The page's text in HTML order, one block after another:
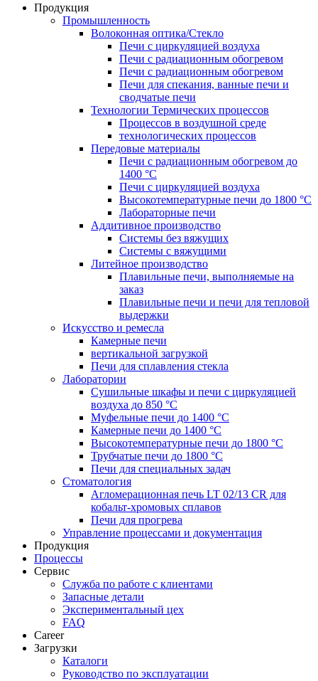
Продукция
Промышленность
Волоконная оптика/Cтекло
Печи с циркуляцией воздуха
Печи с радиационным обогревом
Печи с радиационным обогревом
Печи для спекания, ванные печи и
сводчатые печи
Технологии Термических процессов
Процессов в воздушной среде
технологических процессов
Передовые материалы
Печи с радиационным обогревом до
1400 °C
Печи с циркуляцией воздуха
Высокотемпературные печи до 1800 °C
Лабораторные печи
Аддитивное производство
Системы без вяжущих
Системы с вяжущими
Литейное производство
Плавильные печи, выполняемые на
заказ
Плавильные печи и печи для тепловой
выдержки
Искусство и ремесла
Камерные печи
вертикальной загрузкой
Печи для сплавления стекла
Лаборатории
Сушильные шкафы и печи с циркуляцией
воздуха до 850 °C
Муфельные печи до 1400 °C
Камерные печи до 1400 °C
Высокотемпературные печи до 1800 °C
Трубчатые печи до 1800 °C
Печи для специальных задач
Стоматология
Агломерационная печь LT 02/13 CR для
кобальт-хромовых сплавов
Печи для прогрева
Управление процессами и документация
Продукция
Процессы
Сервис
Служба по работе с клиентами
Запасные детали
Экспериментальный цех
FAQ
Career
Загрузки
Каталоги
Руководство по эксплуатации